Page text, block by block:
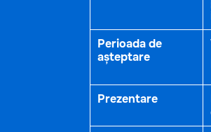
Perioada de
așteptare
Prezentare